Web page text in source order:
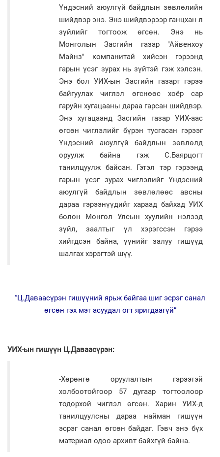
Үндэсний аюулгүй байдлын зөвлөлийн
шийдвэр энэ. Энэ шийдвэрээр ганцхан л
зүйлийг тогтоож өгсөн. Энэ нь
Монголын Засгийн газар "Айвенхоу
Майнз" компанитай хийсэн гэрээнд
гарын үсэг зурах нь зүйтэй гэж хэлсэн.
Энэ бол УИХ-ын Засгийн газарт гэрээ
байгуулах чиглэл өгснөөс хоёр сар
гаруйн хугацааны дараа гарсан шийдвэр.
Энэ хугацаанд Засгийн газар УИХ-аас
өгсөн чиглэлийг бүрэн тусгасан гэрээг
Үндэсний аюулгүй байдлын зөвлөлд
оруулж байна гэж С.Баярцогт
танилцуулж байсан. Гэтэл тэр гэрээнд
гарын үсэг зурах чиглэлийг Үндэсний
аюулгүй байдлын зөвлөлөөс авсны
дараа гэрээнүүдийг хараад байхад УИХ
болон Монгол Улсын хуулийн нэлээд
зүйл, заалтыг үл хэрэгссэн гэрээ
хийгдсэн байна, үүнийг залуу гишүүд
шалгах хэрэгтэй шүү.
“Ц.Даваасүрэн гишүүний ярьж байгаа шиг эсрэг санал
өгсөн гэх мэт асуудал огт яригдаагүй”
УИХ-ын гишүүн Ц.Даваасүрэн:
-Хөрөнгө оруулалтын гэрээтэй
холбоотойгоор 57 дугаар тогтоолоор
тодорхой чиглэл өгсөн. Харин УИХ-д
танилцуулсны дараа найман гишүүн
эсрэг санал өгсөн байдаг. Гэвч энэ бүх
материал одоо архивт байхгүй байна.